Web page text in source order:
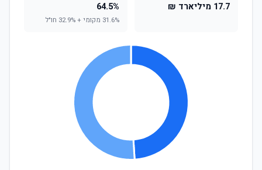
17.7 מיליארד ₪ 64.5%
31.6% מקומי + 32.9% חו"ל